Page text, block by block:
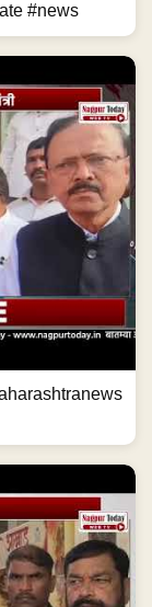
#news